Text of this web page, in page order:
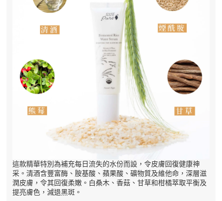
這款精華特別為補充每日流失的水份而設，令皮膚回復健康神
采。清酒含豐富酶、胺基酸、蘋果酸、礦物質及維他命，深層滋
潤皮膚，令其回復柔嫩。白桑木、香菇、甘草和柑橘萃取平衡及
提亮膚色，減退黑斑。